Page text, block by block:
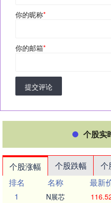
你的昵称*
你的邮箱*
提交评论
个股实
个股涨幅 个股跌幅 个
排名
名称 最新
1
N展芯